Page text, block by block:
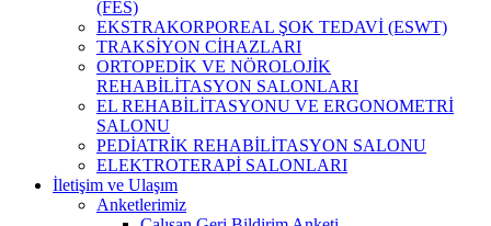
(FES)
EKSTRAKORPOREAL ŞOK TEDAVİ (ESWT)
TRAKSİYON CİHAZLARI
ORTOPEDİK VE NÖROLOJİK
REHABİLİTASYON SALONLARI
EL REHABİLİTASYONU VE ERGONOMETRİ
SALONU
PEDİATRİK REHABİLİTASYON SALONU
ELEKTROTERAPİ SALONLARI
İletişim ve Ulaşım
Anketlerimiz